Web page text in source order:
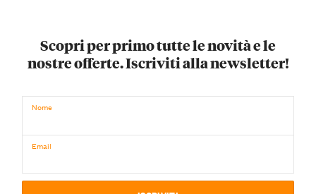
Scopri per primo tutte le novità e le
nostre offerte. Iscriviti alla newsletter!
Nome
Email